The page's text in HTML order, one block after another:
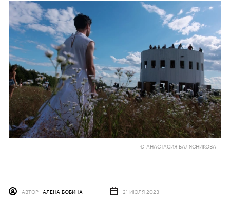
© АНАСТАСИЯ БАЛЯСНИКОВА
АВТОР АЛЕНА БОБИНА 21 ИЮЛЯ 2023